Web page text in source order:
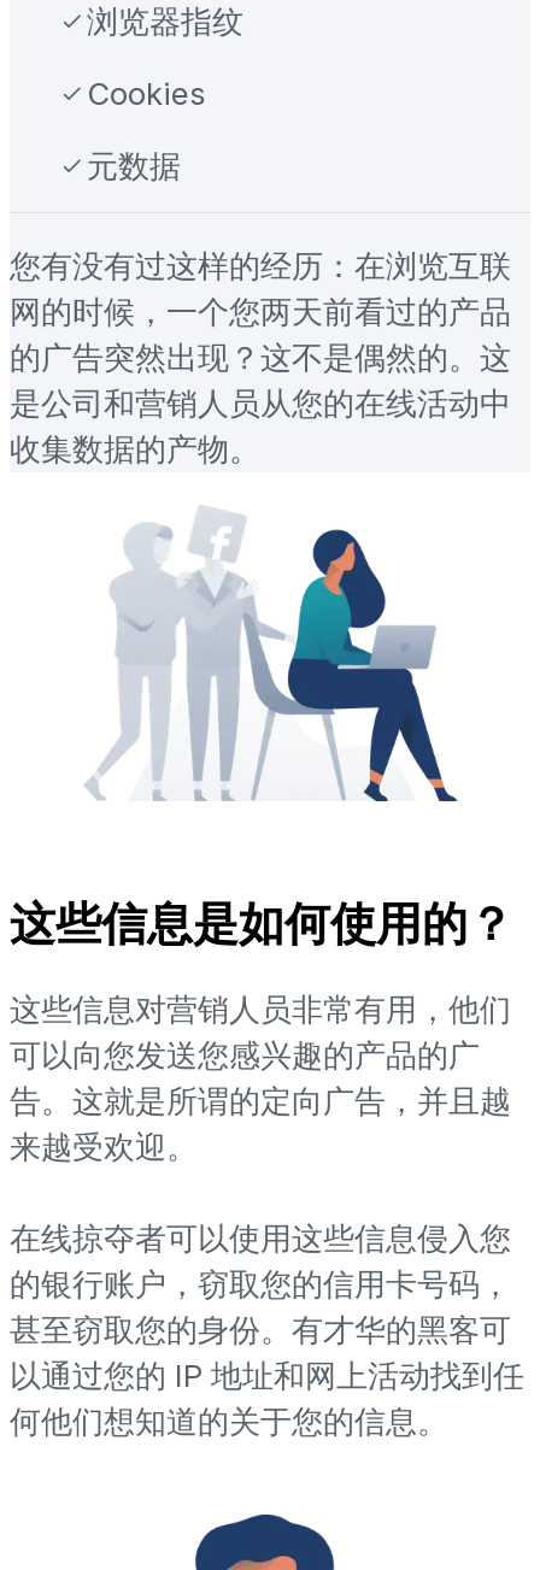
浏览器指纹
Cookies
元数据
您有没有过这样的经历：在浏览互联
网的时候，一个您两天前看过的产品
的广告突然出现？这不是偶然的。这
是公司和营销人员从您的在线活动中
收集数据的产物。
这些信息是如何使用的？
这些信息对营销人员非常有用，他们
可以向您发送您感兴趣的产品的广
告。这就是所谓的定向广告，并且越
来越受欢迎。
在线掠夺者可以使用这些信息侵入您
的银行账户，窃取您的信用卡号码，
甚至窃取您的身份。有才华的黑客可
以通过您的 IP 地址和网上活动找到任
何他们想知道的关于您的信息。